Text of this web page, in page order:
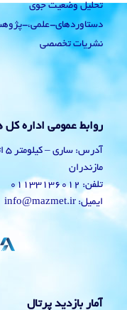
تحلیل وضعیت جوی
دستاوردهای-علمی،-
نشریات تخصصی
روابط عمومی اداره
مازندران
تلفن: 01133136012
ایمیل: info@mazmet.ir
آمار بازدید پرتال